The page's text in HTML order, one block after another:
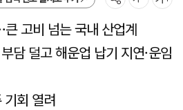
고비 넘는 국내 산업계
담 덜고 해운업 납기 지연·운임
기회 열려